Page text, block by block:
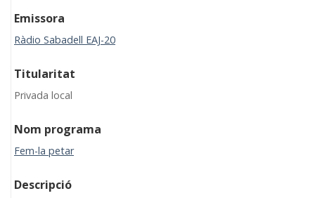
Emissora
Ràdio Sabadell EAJ-20
Titularitat
Privada local
Nom programa
Fem-la petar
Descripció